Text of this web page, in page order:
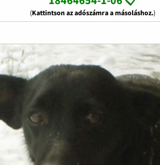
(Kattintson az adószámra a másoláshoz.)